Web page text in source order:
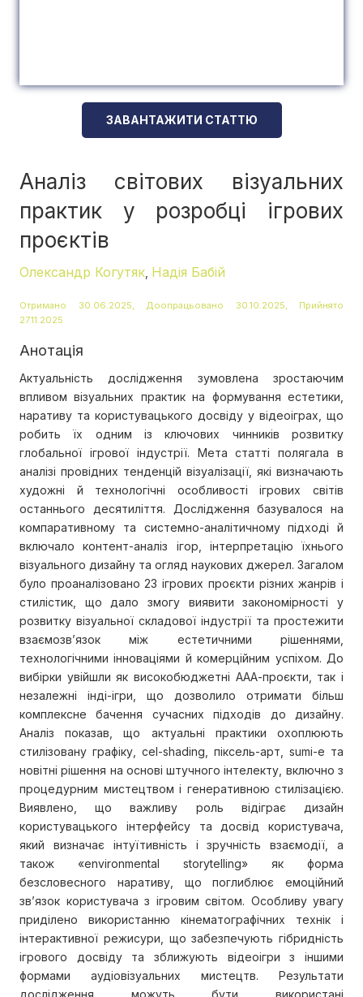
ЗАВАНТАЖИТИ СТАТТЮ
Аналіз світових візуальних
практик у розробці ігрових
проєктів
Олександр Когутяк Надія Бабій
Отримано 30.06.2025, Доопрацьовано 30.10.2025, Прийнято
27.11.2025
Анотація
Актуальність дослідження зумовлена зростаючим
впливом візуальних практик на формування естетики,
наративу та користувацького досвіду у відеоіграх, що
робить їх одним із ключових чинників розвитку
глобальної ігрової індустрії. Мета статті полягала в
аналізі провідних тенденцій візуалізації, які визначають
художні й технологічні особливості ігрових світів
останнього десятиліття. Дослідження базувалося на
компаративному та системно-аналітичному підході й
включало контент-аналіз ігор, інтерпретацію їхнього
візуального дизайну та огляд наукових джерел. Загалом
було проаналізовано 23 ігрових проєкти різних жанрів і
стилістик, що дало змогу виявити закономірності у
розвитку візуальної складової індустрії та простежити
взаємозв’язок між естетичними рішеннями,
технологічними інноваціями й комерційним успіхом. До
вибірки увійшли як високобюджетні ААА-проєкти, так і
незалежні інді-ігри, що дозволило отримати більш
комплексне бачення сучасних підходів до дизайну.
Аналіз показав, що актуальні практики охоплюють
стилізовану графіку, cel-shading, піксель-арт, sumi-e та
новітні рішення на основі штучного інтелекту, включно з
процедурним мистецтвом і генеративною стилізацією.
Виявлено, що важливу роль відіграє дизайн
користувацького інтерфейсу та досвід користувача,
який визначає інтуїтивність і зручність взаємодії, а
також «environmental storytelling» як форма
безсловесного наративу, що поглиблює емоційний
зв’язок користувача з ігровим світом. Особливу увагу
приділено використанню кінематографічних технік і
інтерактивної режисури, що забезпечують гібридність
ігрового досвіду та зближують відеоігри з іншими
формами аудіовізуальних мистецтв. Результати